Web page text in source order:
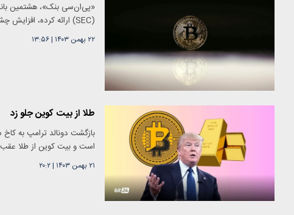
«پی‌ان‌سی بنک»، هشتمین
(SEC) ارائه کرده، افزایش چشمگیری در میزان سرمایه‌گذاری‌های مرتبط با بیت‌کوین خود داشته است.
۲۲ بهمن ۱۴۰۳ |۱۳:۵۶
طلا از بیت کوین جلو زد
بازگشت دونالد ترامپ به
است و بیت کوین از طلا عقب
۲۱ بهمن ۱۴۰۳ |۲۰:۲